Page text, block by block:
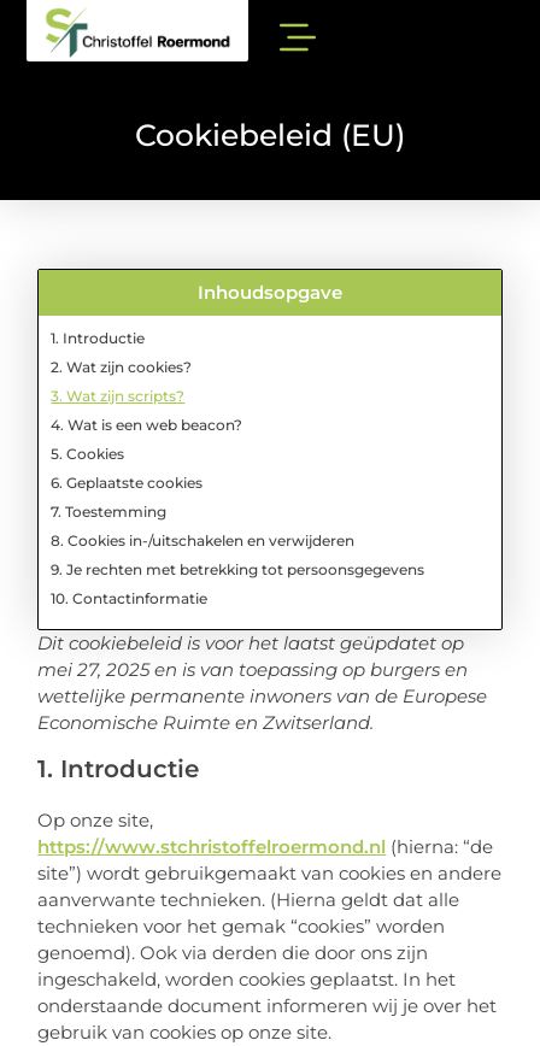
Cookiebeleid (EU)
Dit cookiebeleid is voor het laatst geüpdatet op
mei 27, 2025 en is van toepassing op burgers en
wettelijke permanente inwoners van de Europese
Economische Ruimte en Zwitserland.
1. Introductie
Op onze site,
https://www.stchristoffelroermond.nl (hierna: “de
site”) wordt gebruikgemaakt van cookies en andere
aanverwante technieken. (Hierna geldt dat alle
technieken voor het gemak “cookies” worden
genoemd). Ook via derden die door ons zijn
ingeschakeld, worden cookies geplaatst. In het
onderstaande document informeren wij je over het
gebruik van cookies op onze site.
Inhoudsopgave
1. Introductie
2. Wat zijn cookies?
3. Wat zijn scripts?
4. Wat is een web beacon?
5. Cookies
6. Geplaatste cookies
7. Toestemming
8. Cookies in-/uitschakelen en verwijderen
9. Je rechten met betrekking tot persoonsgegevens
10. Contactinformatie